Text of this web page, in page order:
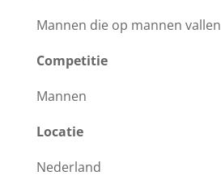
Mannen die op mannen vallen
Competitie
Mannen
Locatie
Nederland